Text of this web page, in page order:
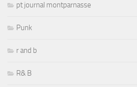
pt journal montparnasse
Punk
r and b
R& B